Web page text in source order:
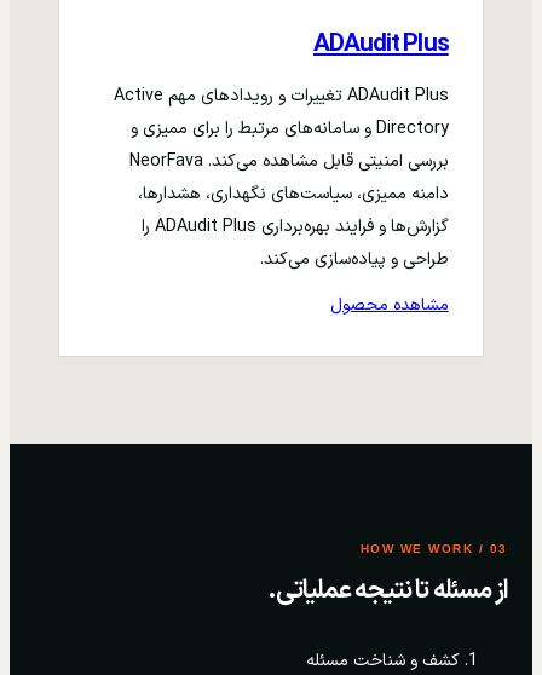
ADAudit Plus
ADAudit Plus تغییرات و رویدادهای مهم Active
Directory و سامانه‌های مرتبط را برای ممیزی و
بررسی امنیتی قابل مشاهده می‌کند. NeorFava
دامنه ممیزی، سیاست‌های نگهداری، هشدارها،
گزارش‌ها و فرایند بهره‌برداری ADAudit Plus را
طراحی و پیاده‌سازی می‌کند.
مشاهده محصول
03 / HOW WE WORK
از مسئله تا نتیجه عملیاتی.
کشف و شناخت مسئله